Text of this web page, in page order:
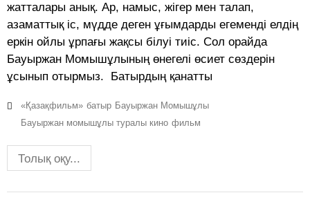
жатталары анық. Ар, намыс, жігер мен талап,
азаматтық іс, мүдде деген ұғымдарды егеменді елдің
еркін ойлы ұрпағы жақсы білуі тиіс. Сол орайда
Бауыржан Момышұлының өнегелі өсиет сөздерін
ұсынып отырмыз. Батырдың қанатты
«Қазақфильм» батыр Бауыржан Момышұлы
Бауыржан момышұлы туралы кино фильм
Толық оқу...